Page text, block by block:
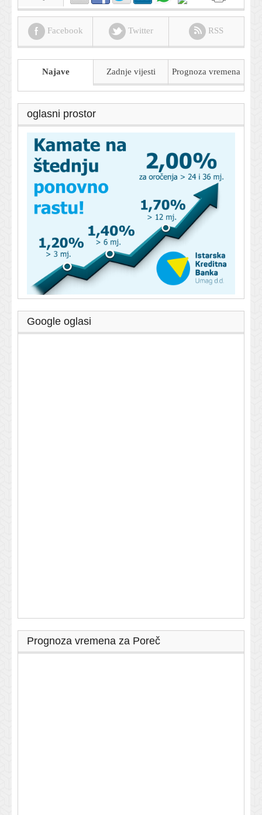
Facebook Twitter RSS
Najave Zadnje vijesti Prognoza vremena
oglasni prostor
Google oglasi
Prognoza vremena za Poreč